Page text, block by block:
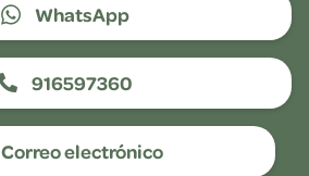
WhatsApp
916597360
Correo electrónico